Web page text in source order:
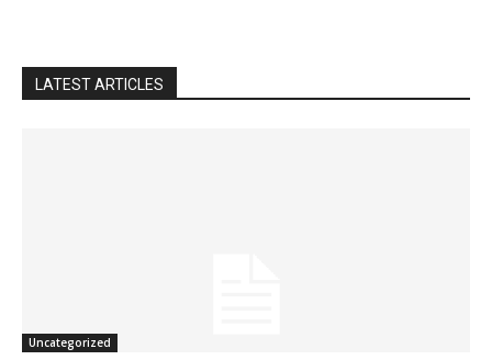
LATEST ARTICLES
Uncategorized